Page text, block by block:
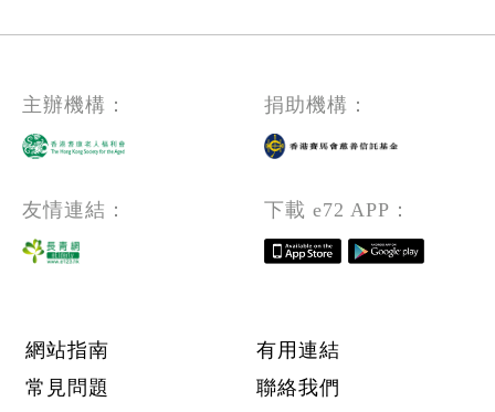
主辦機構： 捐助機構：
友情連結： 下載 e72 APP：
Footer menu
網站指南
有用連結
常見問題
聯絡我們